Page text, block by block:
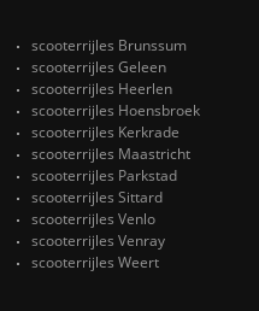
scooterrijles Brunssum
scooterrijles Geleen
scooterrijles Heerlen
scooterrijles Hoensbroek
scooterrijles Kerkrade
scooterrijles Maastricht
scooterrijles Parkstad
scooterrijles Sittard
scooterrijles Venlo
scooterrijles Venray
scooterrijles Weert